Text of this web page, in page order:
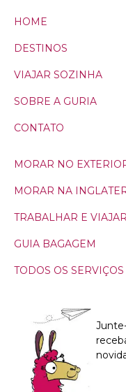
HOME
DESTINOS
VIAJAR SOZINHA
SOBRE A GURIA
CONTATO
MORAR NO
MORAR NA
TRABALHAR E VIAJAR
GUIA BAGAGEM
TODOS OS